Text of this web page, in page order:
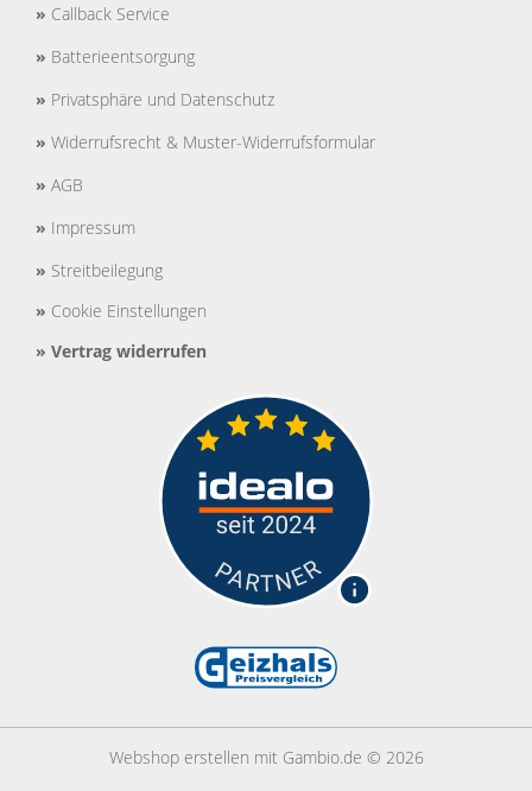
» Callback Service
» Batterieentsorgung
» Privatsphäre und Datenschutz
» Widerrufsrecht & Muster-Widerrufsformular
» AGB
» Impressum
» Streitbeilegung
» Cookie Einstellungen
» Vertrag widerrufen
Webshop erstellen mit Gambio.de © 2026